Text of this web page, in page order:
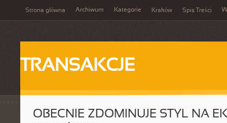
Strona główna Archiwum Kategorie Kraków Spis Treści
TRANSAKCJE
OBECNIE ZDOMINUJE STYL NA